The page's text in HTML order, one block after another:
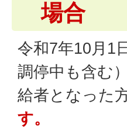
場合
令和7年10月1
調停中も含む
給者となった
す。